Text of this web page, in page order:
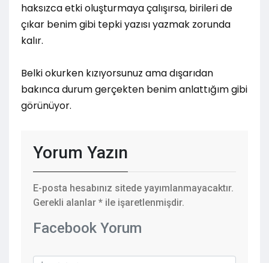
haksızca etki oluşturmaya çalışırsa, birileri de
çıkar benim gibi tepki yazısı yazmak zorunda
kalır.
Belki okurken kızıyorsunuz ama dışarıdan
bakınca durum gerçekten benim anlattığım gibi
görünüyor.
Yorum Yazın
E-posta hesabınız sitede yayımlanmayacaktır.
Gerekli alanlar * ile işaretlenmişdir.
Facebook Yorum